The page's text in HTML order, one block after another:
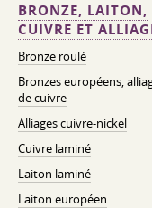
BRONZE, LAITON,
CUIVRE ET
Bronze roulé
Bronzes européens,
de cuivre
Alliages cuivre-nickel
Cuivre laminé
Laiton laminé
Laiton européen